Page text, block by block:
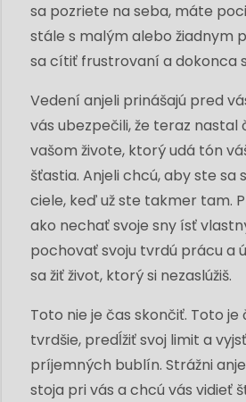
sa pozriete na seba, máte
stále s malým alebo žiadnym
sa cítiť frustrovaní a dokonca
Vedení anjeli prinášajú pred
vás ubezpečili, že teraz nastal
vašom živote, ktorý udá tón
šťastia. Anjeli chcú, aby ste sa
ciele, keď už ste takmer tam.
ako nechať svoje sny ísť
pochovať svoju tvrdú prácu a
sa žiť život, ktorý si nezaslúžiš.
Toto nie je čas skončiť. Toto
tvrdšie, predĺžiť svoj limit a
príjemných bublín. Strážni
stoja pri vás a chcú vás vidieť